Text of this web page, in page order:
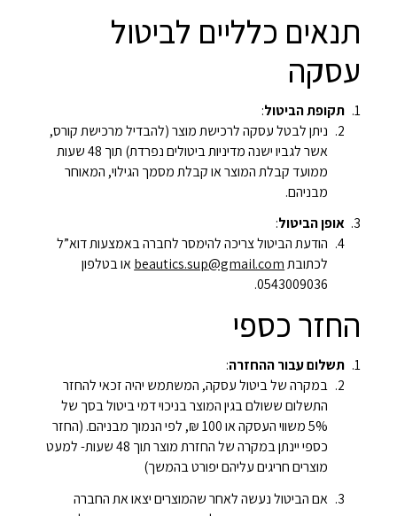
תנאים כלליים לביטול
עסקה
תקופת הביטול:
ניתן לבטל עסקה לרכישת מוצר (להבדיל מרכישת קורס,
אשר לגביו ישנה מדיניות ביטולים נפרדת) תוך 48 שעות
ממועד קבלת המוצר או קבלת מסמך הגילוי, המאוחר
מבניהם.
אופן הביטול:
הודעת הביטול צריכה להימסר לחברה באמצעות דוא”ל
לכתובתbeautics.sup@gmail.comאו בטלפון
0543009036.
החזר כספי
תשלום עבור ההחזרה:
במקרה של ביטול עסקה, המשתמש יהיה זכאי להחזר
התשלום ששולם בגין המוצר בניכוי דמי ביטול בסך של
5% משווי העסקה או 100 ₪, לפי הנמוך מבניהם. (החזר
כספי יינתן במקרה של החזרת מוצר תוך 48 שעות- למעט
מוצרים חריגים עליהם יפורט בהמשך)
אם הביטול נעשה לאחר שהמוצרים יצאו את החברה